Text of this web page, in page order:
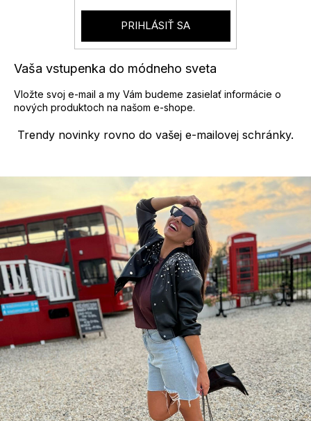
Trendy novinky rovno do vašej e-mailovej schránky.
Vaša vstupenka do módneho sveta
Vložte svoj e-mail a my Vám budeme zasielať informácie o
nových produktoch na našom e-shope.
PRIHLÁSIŤ SA